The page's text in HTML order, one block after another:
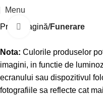
Menu
Prima pagină Funerare
Click to enlarge
Nota: Culorile produselor
imagini, in functie de
ecranului sau dispozitivul
fotografiile sa reflecte cat